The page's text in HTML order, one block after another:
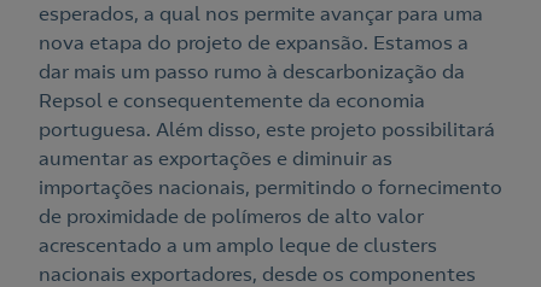
esperados, a qual nos permite avançar para uma
nova etapa do projeto de expansão. Estamos a
dar mais um passo rumo à descarbonização da
Repsol e consequentemente da economia
portuguesa. Além disso, este projeto possibilitará
aumentar as exportações e diminuir as
importações nacionais, permitindo o fornecimento
de proximidade de polímeros de alto valor
acrescentado a um amplo leque de clusters
nacionais exportadores, desde os componentes